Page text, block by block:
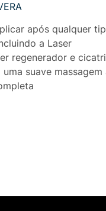
após qualquer
a Laser
regenerador e
suave massagem